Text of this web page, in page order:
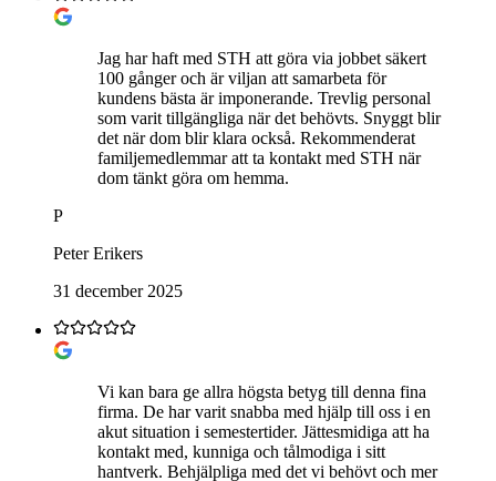
Jag har haft med STH att göra via jobbet säkert
100 gånger och är viljan att samarbeta för
kundens bästa är imponerande. Trevlig personal
som varit tillgängliga när det behövts. Snyggt blir
det när dom blir klara också. Rekommenderat
familjemedlemmar att ta kontakt med STH när
dom tänkt göra om hemma.
P
Peter Erikers
31 december 2025
Vi kan bara ge allra högsta betyg till denna fina
firma. De har varit snabba med hjälp till oss i en
akut situation i semestertider. Jättesmidiga att ha
kontakt med, kunniga och tålmodiga i sitt
hantverk. Behjälpliga med det vi behövt och mer